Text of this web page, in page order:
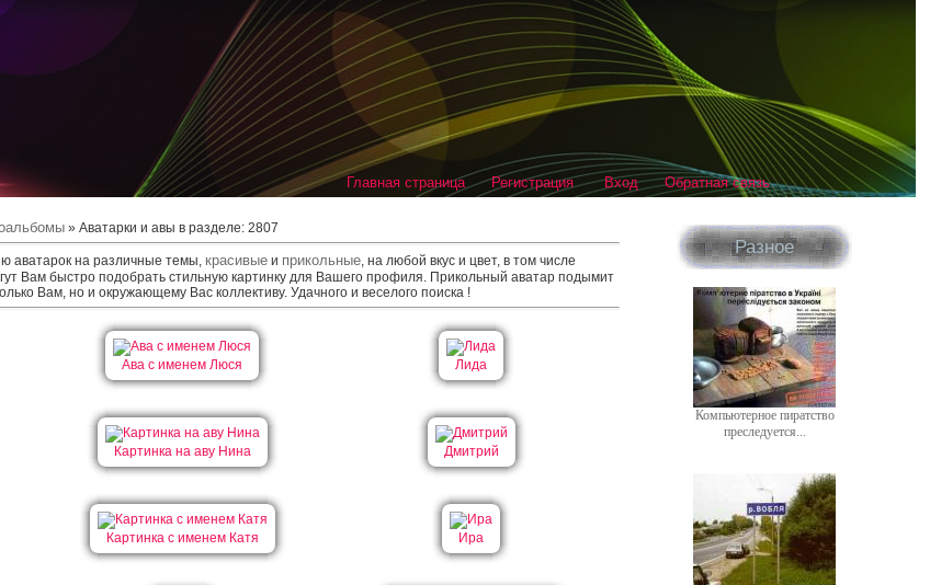
Главная страница Регистрация Вход Обратная связь
» Аватарки и авыв разделе: 2807
аватарок на различные темы, красивые и прикольные, на любой вкус и цвет, в том числе
Вам быстро подобрать стильную картинку для Вашего профиля. Прикольный аватар подымит
Вам, но и окружающему Вас коллективу. Удачного и веселого поиска !
Ава с именем Люся Лида
Картинка на аву Нина Дмитрий
Картинка с именем Катя Ира
Разное
Компьютерное пиратство
преследуется...